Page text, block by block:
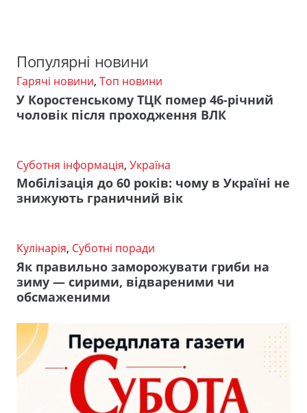
Популярні новини
Гарячі новини, Топ новини
У Коростенському ТЦК помер 46-річний
чоловік після проходження ВЛК
Суботня інформація, Україна
Мобілізація до 60 років: чому в Україні не
знижують граничний вік
Кулінарія, Суботні поради
Як правильно заморожувати гриби на
зиму — сирими, відвареними чи
обсмаженими